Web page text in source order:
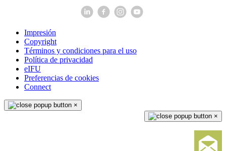
Impresión
Copyright
Términos y condiciones para el uso
Política de privacidad
eIFU
Preferencias de cookies
Connect
×
×